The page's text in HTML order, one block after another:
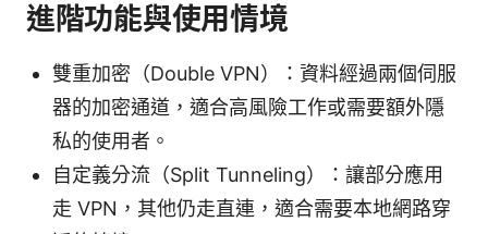
進階功能與使用情境
雙重加密（Double VPN）：資料經過兩個伺服
器的加密通道，適合高風險工作或需要額外隱
私的使用者。
自定義分流（Split Tunneling）：讓部分應用
走 VPN，其他仍走直連，適合需要本地網路穿